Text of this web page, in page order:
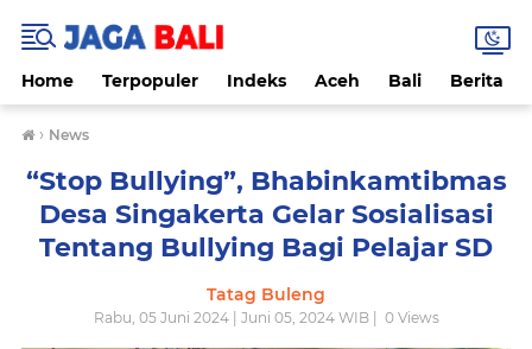
Home Terpopuler Indeks Aceh Bali Berita
› News
“Stop Bullying”, Bhabinkamtibmas
Desa Singakerta Gelar Sosialisasi
Tentang Bullying Bagi Pelajar SD
Tatag Buleng
Rabu, 05 Juni 2024 | Juni 05, 2024 WIB | 0Views